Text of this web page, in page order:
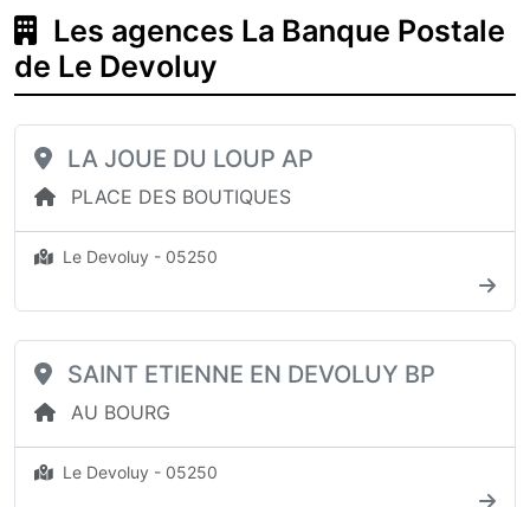
Les agences La Banque Postale
de Le Devoluy
LA JOUE DU LOUP AP
PLACE DES BOUTIQUES
Le Devoluy - 05250
SAINT ETIENNE EN DEVOLUY BP
AU BOURG
Le Devoluy - 05250